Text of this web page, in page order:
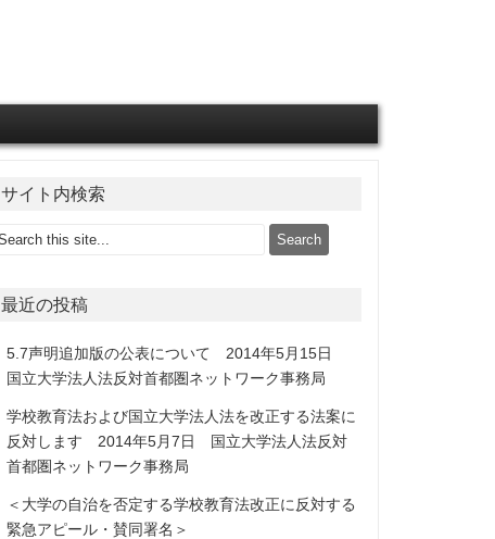
サイト内検索
最近の投稿
5.7声明追加版の公表について 2014年5月15日
国立大学法人法反対首都圏ネットワーク事務局
学校教育法および国立大学法人法を改正する法案に
反対します 2014年5月7日 国立大学法人法反対
首都圏ネットワーク事務局
＜大学の自治を否定する学校教育法改正に反対する
緊急アピール・賛同署名＞